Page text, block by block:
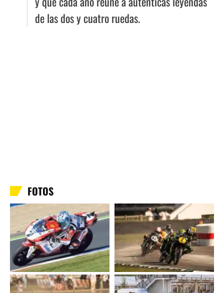
de las dos y cuatro ruedas.
FOTOS